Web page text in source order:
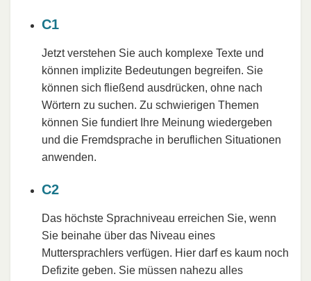
C1
Jetzt verstehen Sie auch komplexe Texte und
können implizite Bedeutungen begreifen. Sie
können sich fließend ausdrücken, ohne nach
Wörtern zu suchen. Zu schwierigen Themen
können Sie fundiert Ihre Meinung wiedergeben
und die Fremdsprache in beruflichen Situationen
anwenden.
C2
Das höchste Sprachniveau erreichen Sie, wenn
Sie beinahe über das Niveau eines
Muttersprachlers verfügen. Hier darf es kaum noch
Defizite geben. Sie müssen nahezu alles